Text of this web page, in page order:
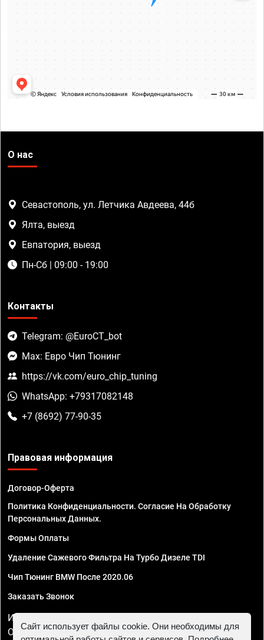
О нас
Севастополь, ул. Летчика Авдеева, 44б
Ялта, выезд
Евпатория, выезд
Пн-Сб | 09:00 - 19:00
Контакты
Telegram: @EuroCT_bot
Max: Евро Чип Тюнинг
https://vk.com/euro_chip_tuning
WhatsApp: +79317082148
+7 (8692) 77-90-35
Правовая информация
Договор-Оферта
Политика Конфиденциальности. Согласие На Обработку
Персональных Данных.
Формы Оплаты
Удаление Сажевого Фильтра На Турбо Дизеле TDI
Чип Тюнинг BMW После 2020.06
Заказать Звонок
ИП Смирнов Георгий Павлович. ИНН 781302555843,
ОГРНИП 324470400032610
Сайт использует файлы cookie. Они необходимы для